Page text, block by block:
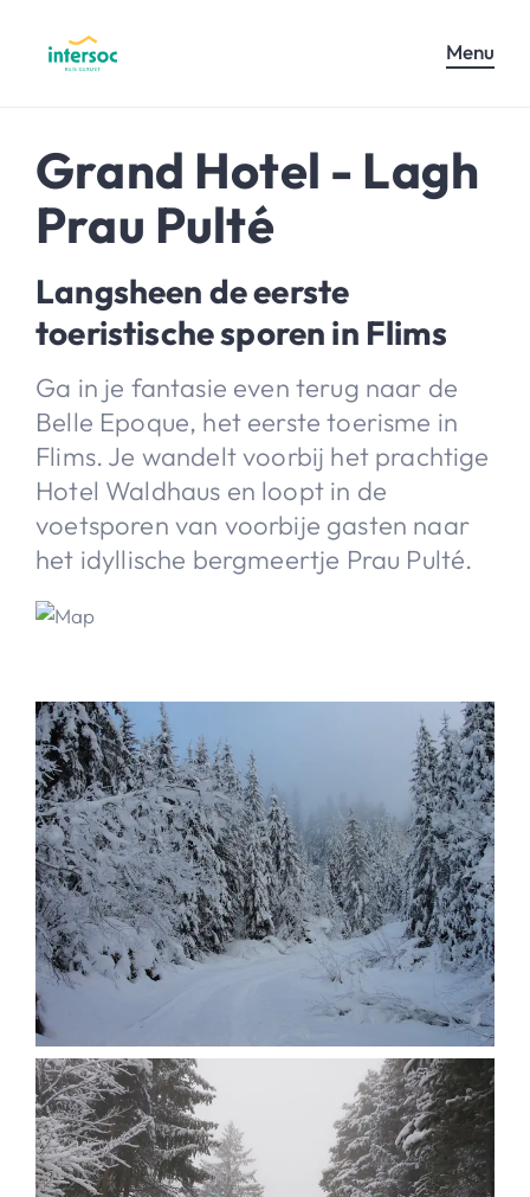
Menu
Grand Hotel - Lagh
Prau Pulté
Langsheen de eerste
toeristische sporen in Flims
Ga in je fantasie even terug naar de
Belle Epoque, het eerste toerisme in
Flims. Je wandelt voorbij het prachtige
Hotel Waldhaus en loopt in de
voetsporen van voorbije gasten naar
het idyllische bergmeertje Prau Pulté.